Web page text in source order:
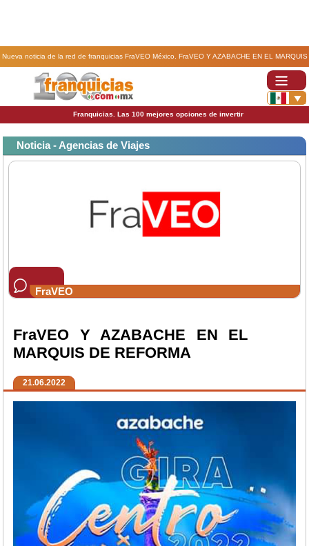
Nueva noticia de la red de franquicias FraVEO México. FraVEO Y AZABACHE EN EL MARQUIS
Franquicias. Las 100 mejores opciones de invertir
Noticia - Agencias de Viajes
FraVEO
FraVEO Y AZABACHE EN EL
MARQUIS DE REFORMA
21.06.2022